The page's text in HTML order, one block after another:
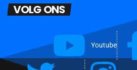
VOLG ONS
Youtube